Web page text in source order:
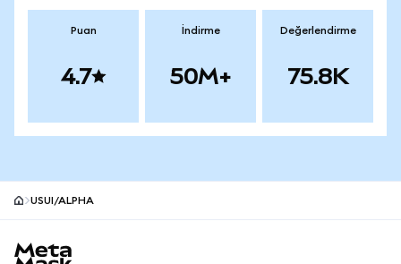
Puan
4.7
İndirme
50M+
Değerlendirme
75.8K
USUI/ALPHA